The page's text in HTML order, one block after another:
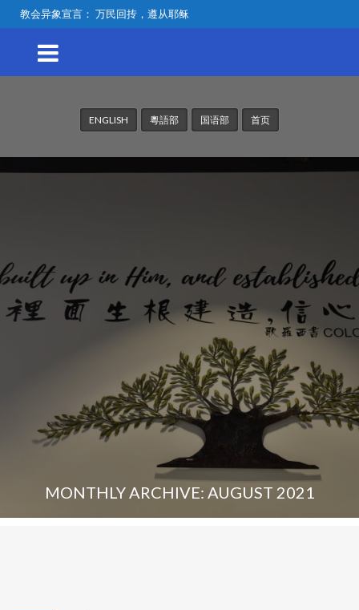
教会异象宣言： 万民回抟，遵从耶稣
ENGLISH 粵語部 国语部 首页
MONTHLY ARCHIVE: AUGUST 2021